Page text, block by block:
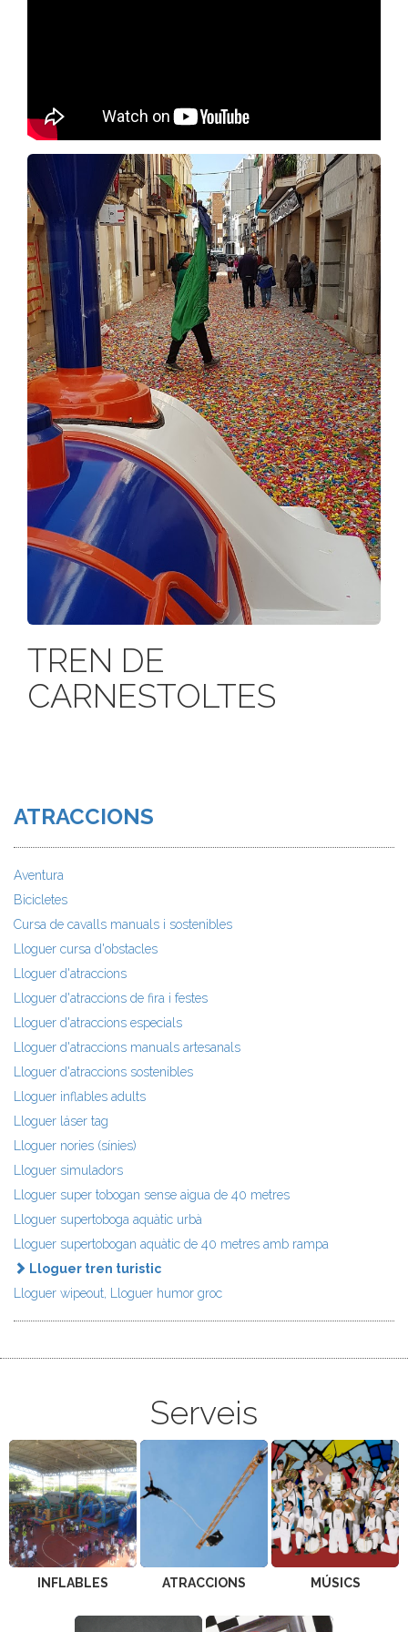
TREN DE
CARNESTOLTES
ATRACCIONS
Aventura
Bicicletes
Cursa de cavalls manuals i sostenibles
Lloguer cursa d'obstacles
Lloguer d'atraccions
Lloguer d'atraccions de fira i festes
Lloguer d'atraccions especials
Lloguer d'atraccions manuals artesanals
Lloguer d'atraccions sostenibles
Lloguer inflables adults
Lloguer láser tag
Lloguer nories (sínies)
Lloguer simuladors
Lloguer super tobogan sense aigua de 40 metres
Lloguer supertoboga aquàtic urbà
Lloguer supertobogan aquàtic de 40 metres amb rampa
Lloguer tren turistic
Lloguer wipeout, Lloguer humor groc
Serveis
INFLABLES ATRACCIONS MÚSICS